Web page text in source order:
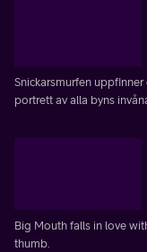
Snickarsmurfen
portrett av alla byns
Big Mouth falls in love
thumb.